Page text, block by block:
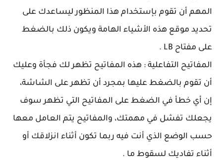
المهم أن تقوم بإستخدام هذا المنظور ليساعدك على
تحديد موقع هذه الأشياء الهامة ويكون ذلك بالضغط
على مفتاح LB .
المفاتيح التفاعلية : هذه المفاتيح تظهر لك فجأة وعليك
أن تقوم بالضغط عليها بمجرد أن تظهر على الشاشة،
إن أي خطأ في الضغط على المفاتيح التي تظهر سوف
يجعلك تفشل في مهمتك، والمفاتيح يتم العامل معها
حسب الوضع الذي أنت فيه ربما تكون أثناء انزلاقك أو
أثناء تفاديك لسقوط ما .